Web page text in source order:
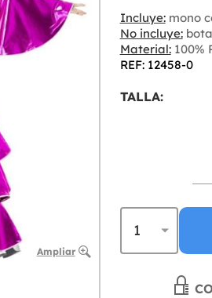
Ampliar
Incluye:mono
No incluye:
Material:100%
REF: 12458-0
TALLA: